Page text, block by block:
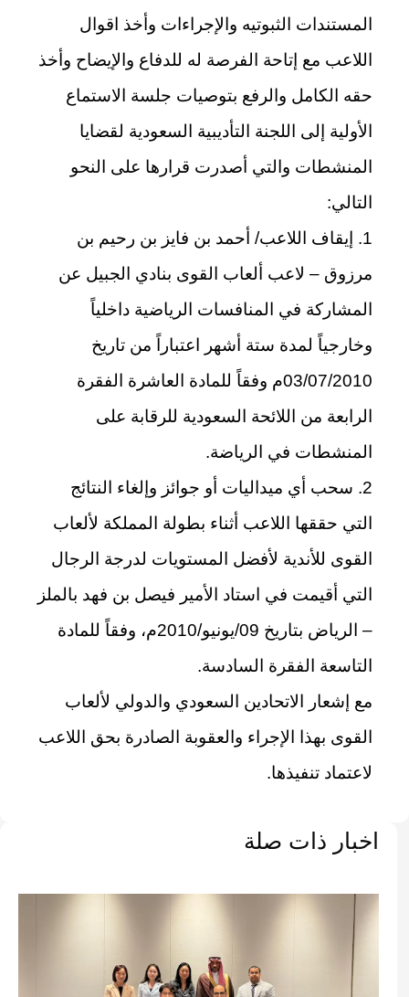
المستندات الثبوتيه والإجراءات وأخذ اقوال
اللاعب مع إتاحة الفرصة له للدفاع والإيضاح وأخذ
حقه الكامل والرفع بتوصيات جلسة الاستماع
الأولية إلى اللجنة التأديبية السعودية لقضايا
المنشطات والتي أصدرت قرارها على النحو
التالي:
1. إيقاف اللاعب/ أحمد بن فايز بن رحيم بن
مرزوق – لاعب ألعاب القوى بنادي الجبيل عن
المشاركة في المنافسات الرياضية داخلياً
وخارجياً لمدة ستة أشهر اعتباراً من تاريخ
03/07/2010م وفقاً للمادة العاشرة الفقرة
الرابعة من اللائحة السعودية للرقابة على
المنشطات في الرياضة.
2. سحب أي ميداليات أو جوائز وإلغاء النتائج
التي حققها اللاعب أثناء بطولة المملكة لألعاب
القوى للأندية لأفضل المستويات لدرجة الرجال
التي أقيمت في استاد الأمير فيصل بن فهد بالملز
– الرياض بتاريخ 09/يونيو/2010م، وفقاً للمادة
التاسعة الفقرة السادسة.
مع إشعار الاتحادين السعودي والدولي لألعاب
القوى بهذا الإجراء والعقوبة الصادرة بحق اللاعب
لاعتماد تنفيذها.
اخبار ذات صلة